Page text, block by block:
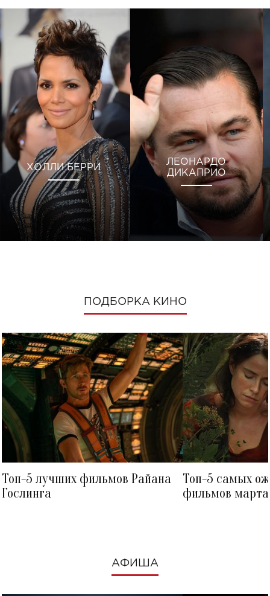
ХОЛЛИ БЕРРИ
ЛЕОНАРДО
ДИКАПРИО
ПОДБОРКА КИНО
Топ-5 лучших фильмов Райана
Гослинга
Топ-5 самых
фильмов
АФИША